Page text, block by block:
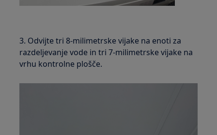
3. Odvijte tri 8-milimetrske vijake na enoti za
razdeljevanje vode in tri 7-milimetrske vijake na
vrhu kontrolne plošče.